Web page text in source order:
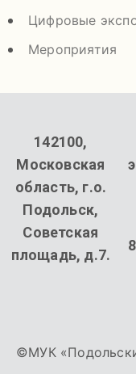
Цифровые
Мероприятия
142100,
Московская
область, г.о.
Подольск,
Советская
площадь, д.7.
©МУК